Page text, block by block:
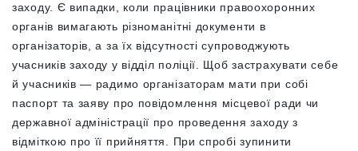
заходу. Є випадки, коли працівники правоохоронних
органів вимагають різноманітні документи в
організаторів, а за їх відсутності супроводжують
учасників заходу у відділ поліції. Щоб застрахувати себе
й учасників — радимо організаторам мати при собі
паспорт та заяву про повідомлення місцевої ради чи
державної адміністрації про проведення заходу з
відміткою про її прийняття. При спробі зупинити